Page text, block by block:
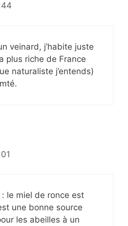
veinard, j’habite juste
plus riche de France
naturaliste j’entends)
le miel de ronce est
une bonne source
les abeilles à un